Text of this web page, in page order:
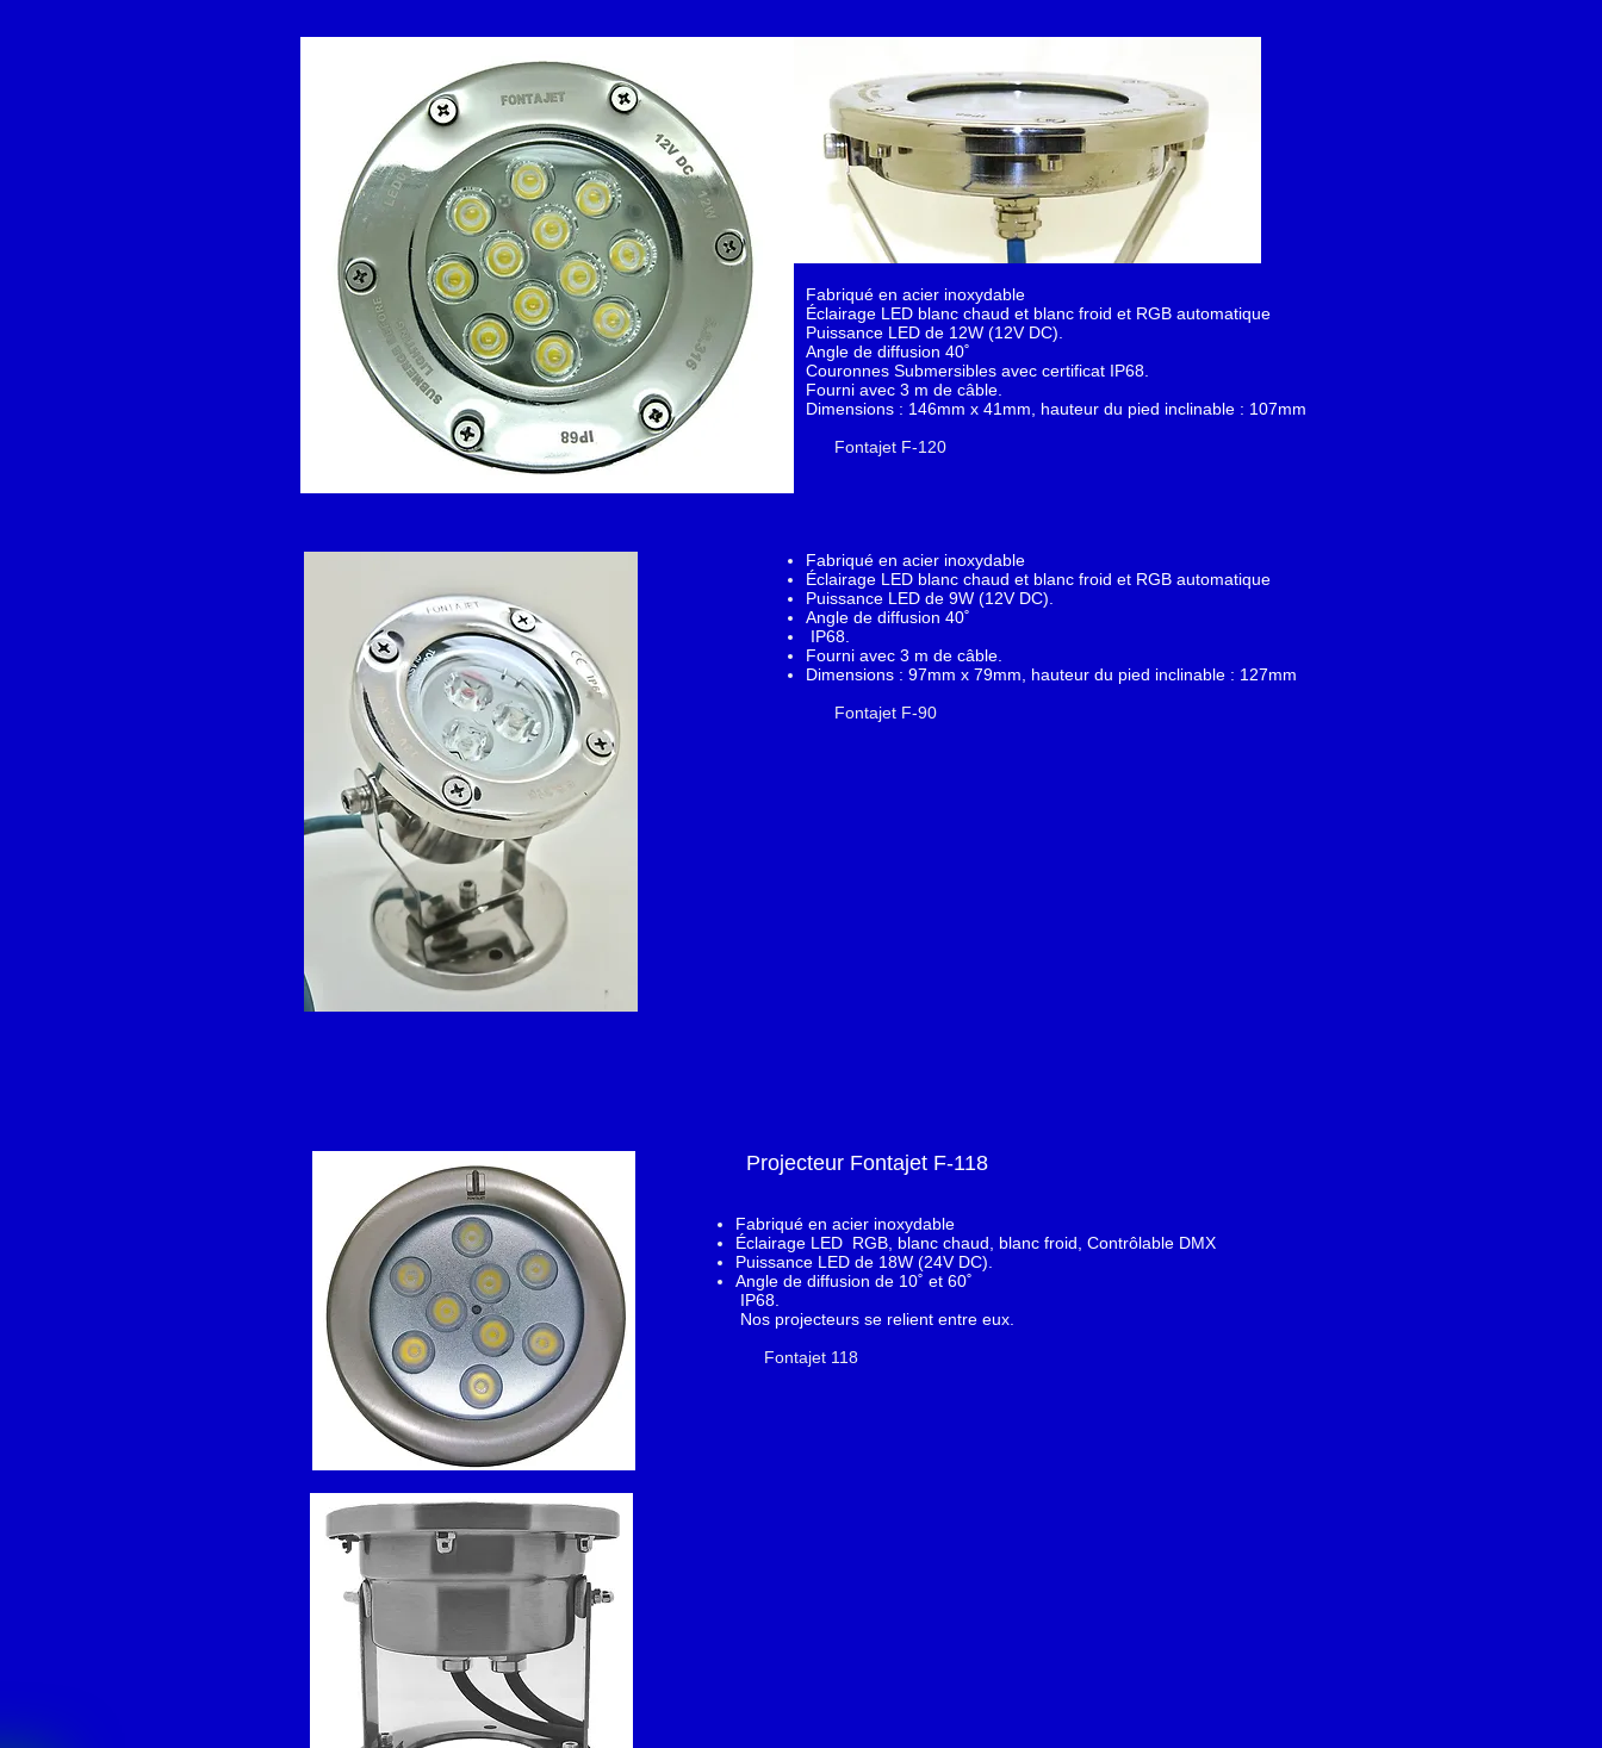
Fabriqué en acier inoxydable
Éclairage LED blanc chaud et blanc froid et RGB automatique
Puissance LED de 12W (12V DC).
Angle de diffusion 40˚
Couronnes Submersibles avec certificat IP68.
Fourni avec 3 m de câble.
Dimensions : 146mm x 41mm, hauteur du pied inclinable : 107mm
Fontajet F-120
Fabriqué en acier inoxydable
Éclairage LED blanc chaud et blanc froid et RGB automatique
Puissance LED de 9W (12V DC).
Angle de diffusion 40˚
IP68.
Fourni avec 3 m de câble.
Dimensions : 97mm x 79mm, hauteur du pied inclinable : 127mm
Fontajet F-90
Projecteur Fontajet F-118
Fabriqué en acier inoxydable
Éclairage LED RGB, blanc chaud, blanc froid, Contrôlable DMX
Puissance LED de 18W (24V DC).
Angle de diffusion de 10˚ et 60˚
IP68.
Nos projecteurs se relient entre eux.
Fontajet 118